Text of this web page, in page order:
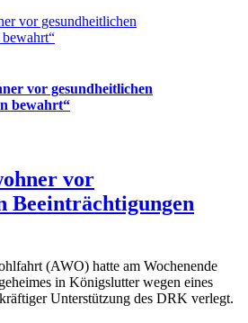
vor gesundheitlichen
vor gesundheitlichen
bewahrt“
vor
Beeinträchtigungen
(AWO) hatte am Wochenende
in Königslutter wegen eines
Unterstützung des DRK verlegt.